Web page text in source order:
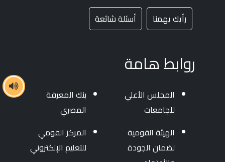
رأيك يهمنا
أسئلة شائعة
روابط هامة
المجلس الأعلي
للجامعات
الهيئة القومية
لضمان الجودة
بنك المعرفة
المصري
المركز القومي
للتعليم الإلكتروني